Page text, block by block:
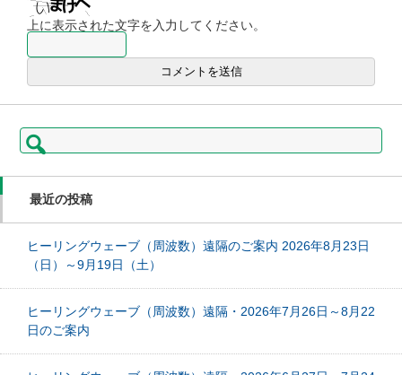
上に表示された文字を入力してください。
検
索:
最近の投稿
ヒーリングウェーブ（周波数）遠隔のご案内 2026年8月23日
（日）～9月19日（土）
ヒーリングウェーブ（周波数）遠隔・2026年7月26日～8月22
日のご案内